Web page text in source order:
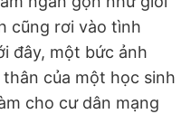
cũng rơi vào tình
đây, một bức ảnh
của một học sinh
cho cư dân mạng